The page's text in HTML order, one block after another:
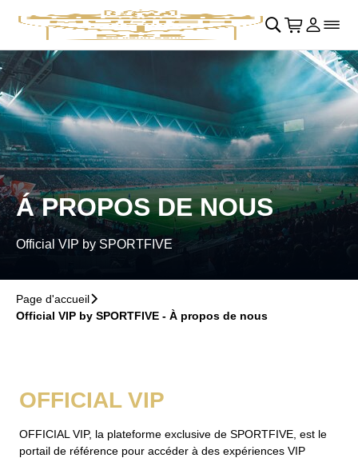
Retour au menu principal􀄫
􀊫 Cart
􀍩 Se
􀉩􀌇
Á PROPOS DE NOUS
Official VIP by SPORTFIVE
Page d'accueil􀆊
Official VIP by SPORTFIVE - À propos de nous
OFFICIAL VIP
OFFICIAL VIP, la plateforme exclusive de SPORTFIVE, est le
portail de référence pour accéder à des expériences VIP